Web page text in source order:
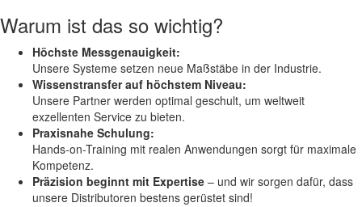
Warum ist das so wichtig?
Höchste Messgenauigkeit:
Unsere Systeme setzen neue Maßstäbe in der Industrie.
Wissenstransfer auf höchstem Niveau:
Unsere Partner werden optimal geschult, um weltweit
exzellenten Service zu bieten.
Praxisnahe Schulung:
Hands-on-Training mit realen Anwendungen sorgt für maximale
Kompetenz.
Präzision beginnt mit Expertise – und wir sorgen dafür, dass
unsere Distributoren bestens gerüstet sind!